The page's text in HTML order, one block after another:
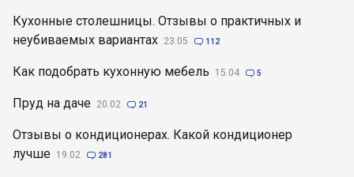
Кухонные столешницы. Отзывы о практичных и
неубиваемых вариантах 23.05  112
Как подобрать кухонную мебель 15.04  5
Пруд на даче 20.02  21
Отзывы о кондиционерах. Какой кондиционер
лучше 19.02  281